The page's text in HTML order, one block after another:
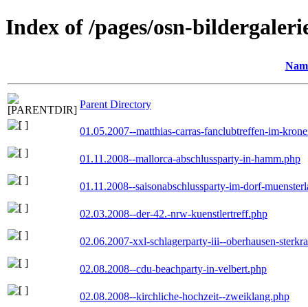
Index of /pages/osn-
Parent Directory
01.05.2007--matthias-carras-fanclubtreffen-im-
01.11.2008--mallorca-abschlussparty-in-hamm.php
01.11.2008--saisonabschlussparty-im-dorf-
02.03.2008--der-42.-nrw-kuenstlertreff.php
02.06.2007-xxl-schlagerparty-iii--oberhausen-
02.08.2008--cdu-beachparty-in-velbert.php
02.08.2008--kirchliche-hochzeit--zweiklang.php